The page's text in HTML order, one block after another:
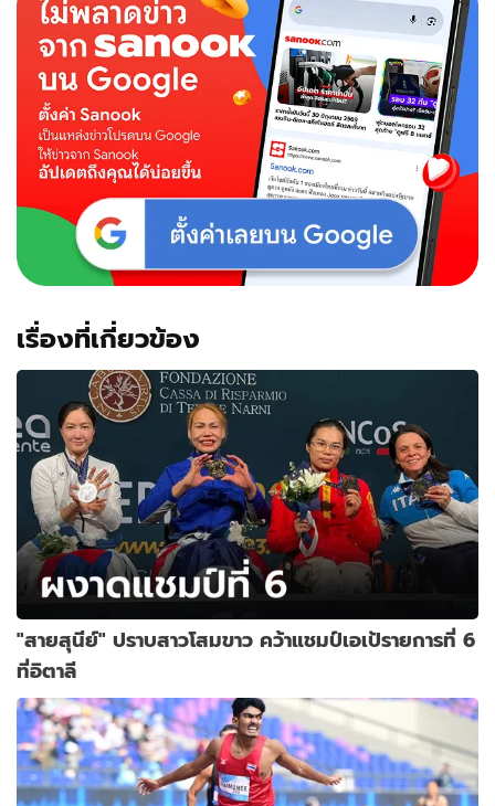
รนช์
โอเพ่น
สมัย
เรื่องที่เกี่ยวข้อง
"สายสุนีย์" ปราบสาวโสมขาว คว้าแชมป์เอเป้รายการที่ 6
ที่อิตาลี